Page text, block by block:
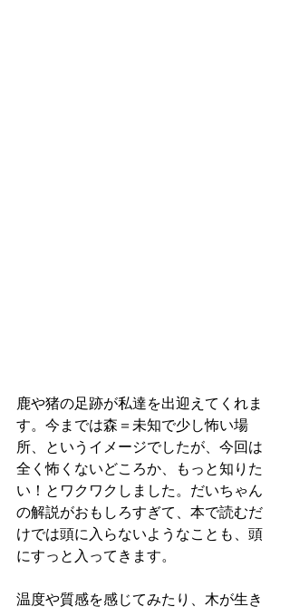
鹿や猪の足跡が私達を出迎えてくれま
す。今までは森＝未知で少し怖い場
所、というイメージでしたが、今回は
全く怖くないどころか、もっと知りた
い！とワクワクしました。だいちゃん
の解説がおもしろすぎて、本で読むだ
けでは頭に入らないようなことも、頭
にすっと入ってきます。
温度や質感を感じてみたり、木が生き